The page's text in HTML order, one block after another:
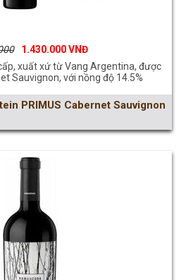
1.430.000
xuất xứ từ Vang Argentina, được
Sauvignon, với nồng độ 14.5%
PRIMUS Cabernet Sauvignon